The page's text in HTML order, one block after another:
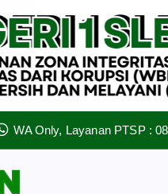
WA Only, Layanan PTSP :